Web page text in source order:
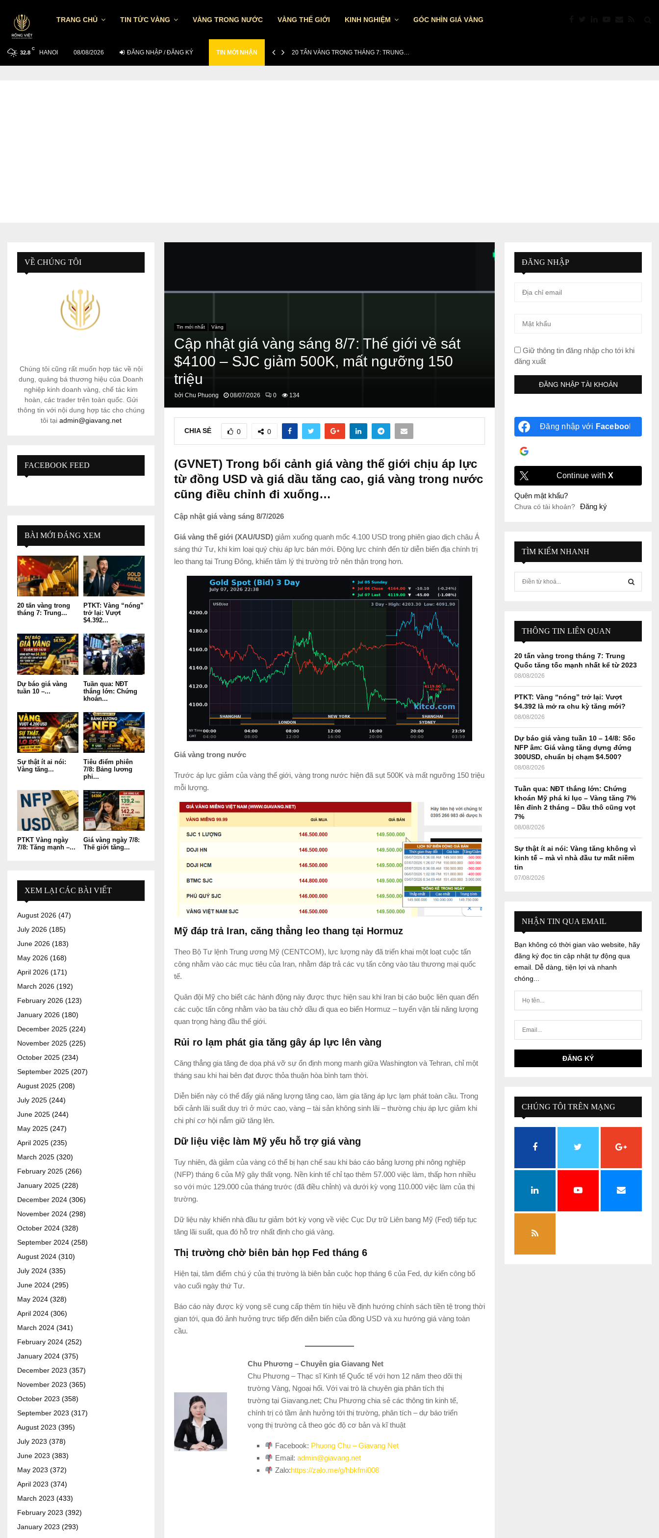
TRANG CHỦ TIN TỨC VÀNG VÀNG TRONG NƯỚC VÀNG THẾ GIỚI KINH NGHIỆM GÓC NHÌN GIÁ VÀNG
32.8
C
HANOI 08/08/2026 ĐĂNG NHẬP / ĐĂNG KÝ TIN MỚI NHẬN
TỶ GIÁ USD/VND NGÀY 7/8: TGTT TĂNG… 20 TẤN VÀNG TRONG THÁNG 7: TRUNG…
Tin mới nhất Vàng
Cập nhật giá vàng sáng 8/7: Thế giới về sát
$4100 – SJC giảm 500K, mất ngưỡng 150
triệu
bởi Chu Phuong 08/07/2026 0 134
CHIA SẺ 0 0
(GVNET) Trong bối cảnh giá vàng thế giới chịu áp lực
từ đồng USD và giá dầu tăng cao, giá vàng trong nước
cũng điều chỉnh đi xuống…
Cập nhật giá vàng sáng 8/7/2026
Giá vàng thế giới (XAU/USD) giảm xuống quanh mốc 4.100 USD trong phiên giao dịch châu Á
sáng thứ Tư, khi kim loại quý chịu áp lực bán mới. Động lực chính đến từ diễn biến địa chính trị
leo thang tại Trung Đông, khiến tâm lý thị trường trở nên thận trọng hơn.
Giá vàng trong nước
Trước áp lực giảm của vàng thế giới, vàng trong nước hiện đã sụt 500K và mất ngưỡng 150 triệu
mỗi lượng.
Mỹ đáp trả Iran, căng thẳng leo thang tại Hormuz
Theo Bộ Tư lệnh Trung ương Mỹ (CENTCOM), lực lượng này đã triển khai một loạt cuộc tấn
công nhằm vào các mục tiêu của Iran, nhằm đáp trả các vụ tấn công vào tàu thương mại quốc
tế.
Quân đội Mỹ cho biết các hành động này được thực hiện sau khi Iran bị cáo buộc liên quan đến
các cuộc tấn công nhằm vào ba tàu chở dầu đi qua eo biển Hormuz – tuyến vận tải năng lượng
quan trọng hàng đầu thế giới.
Rủi ro lạm phát gia tăng gây áp lực lên vàng
Căng thẳng gia tăng đe dọa phá vỡ sự ổn định mong manh giữa Washington và Tehran, chỉ một
tháng sau khi hai bên đạt được thỏa thuận hòa bình tạm thời.
Diễn biến này có thể đẩy giá năng lượng tăng cao, làm gia tăng áp lực lạm phát toàn cầu. Trong
bối cảnh lãi suất duy trì ở mức cao, vàng – tài sản không sinh lãi – thường chịu áp lực giảm khi
chi phí cơ hội nắm giữ tăng lên.
Dữ liệu việc làm Mỹ yếu hỗ trợ giá vàng
Tuy nhiên, đà giảm của vàng có thể bị hạn chế sau khi báo cáo bảng lương phi nông nghiệp
(NFP) tháng 6 của Mỹ gây thất vọng. Nền kinh tế chỉ tạo thêm 57.000 việc làm, thấp hơn nhiều
so với mức 129.000 của tháng trước (đã điều chỉnh) và dưới kỳ vọng 110.000 việc làm của thị
trường.
Dữ liệu này khiến nhà đầu tư giảm bớt kỳ vọng về việc Cục Dự trữ Liên bang Mỹ (Fed) tiếp tục
tăng lãi suất, qua đó hỗ trợ nhất định cho giá vàng.
Thị trường chờ biên bản họp Fed tháng 6
Hiện tại, tâm điểm chú ý của thị trường là biên bản cuộc họp tháng 6 của Fed, dự kiến công bố
vào cuối ngày thứ Tư.
Báo cáo này được kỳ vọng sẽ cung cấp thêm tín hiệu về định hướng chính sách tiền tệ trong thời
gian tới, qua đó ảnh hưởng trực tiếp đến diễn biến của đồng USD và xu hướng giá vàng toàn
cầu.
Chu Phương – Chuyên gia Giavang Net
Chu Phương – Thạc sĩ Kinh tế Quốc tế với hơn 12 năm theo dõi thị
trường Vàng, Ngoại hối. Với vai trò là chuyên gia phân tích thị
trường tại Giavang.net; Chu Phương chia sẻ các thông tin kinh tế,
chính trị có tầm ảnh hưởng tới thị trường, phân tích – dự báo triển
vọng thị trường cả theo góc độ cơ bản và kĩ thuật
Facebook: Phuong Chu – Giavang Net
Email: admin@giavang.net
Zalo:https://zalo.me/g/hbkfmi008
VỀ CHÚNG TÔI
Chúng tôi cũng rất muốn hợp tác về nội
dung, quảng bá thương hiệu của Doanh
nghiệp kinh doanh vàng, chế tác kim
hoàn, các trader trên toàn quốc. Gửi
thông tin với nội dung hợp tác cho chúng
tôi tại admin@giavang.net
FACEBOOK FEED
BÀI MỚI ĐÁNG XEM
20 tấn vàng trong
tháng 7: Trung...
PTKT: Vàng “nóng”
trở lại: Vượt
$4.392...
Dự báo giá vàng
tuần 10 –...
Tuần qua: NĐT
thắng lớn: Chứng
khoán...
Sự thật ít ai nói:
Vàng tăng...
Tiêu điểm phiên
7/8: Bảng lương
phi...
PTKT Vàng ngày
7/8: Tăng mạnh –...
Giá vàng ngày 7/8:
Thế giới tăng...
XEM LẠI CÁC BÀI VIẾT
August 2026 (47)
July 2026 (185)
June 2026 (183)
May 2026 (168)
April 2026 (171)
March 2026 (192)
February 2026 (123)
January 2026 (180)
December 2025 (224)
November 2025 (225)
October 2025 (234)
September 2025 (207)
August 2025 (208)
July 2025 (244)
June 2025 (244)
May 2025 (247)
April 2025 (235)
March 2025 (320)
February 2025 (266)
January 2025 (228)
December 2024 (306)
November 2024 (298)
October 2024 (328)
September 2024 (258)
August 2024 (310)
July 2024 (335)
June 2024 (295)
May 2024 (328)
April 2024 (306)
March 2024 (341)
February 2024 (252)
January 2024 (375)
December 2023 (357)
November 2023 (365)
October 2023 (358)
September 2023 (317)
August 2023 (395)
July 2023 (378)
June 2023 (383)
May 2023 (372)
April 2023 (374)
March 2023 (433)
February 2023 (392)
January 2023 (293)
ĐĂNG NHẬP
Giữ thông tin đăng nhập cho tới khi
đăng xuất
Đăng nhập với Facebook
Continue withX
Quên mật khẩu?
Chưa có tài khoản? Đăng ký
TÌM KIẾM NHANH
r
:
E
A
THÔNG TIN LIÊN QUAN
20 tấn vàng trong tháng 7: Trung
Quốc tăng tốc mạnh nhất kể từ 2023
08/08/2026
PTKT: Vàng “nóng” trở lại: Vượt
$4.392 là mở ra chu kỳ tăng mới?
08/08/2026
Dự báo giá vàng tuần 10 – 14/8: Sốc
NFP âm: Giá vàng tăng dựng đứng
300USD, chuẩn bị chạm $4.500?
08/08/2026
Tuần qua: NĐT thắng lớn: Chứng
khoán Mỹ phá kỉ lục – Vàng tăng 7%
lên đỉnh 2 tháng – Dầu thô cũng vọt
7%
08/08/2026
Sự thật ít ai nói: Vàng tăng không vì
kinh tế – mà vì nhà đầu tư mất niềm
tin
07/08/2026
NHẬN TIN QUA EMAIL
Bạn không có thời gian vào website, hãy
đăng ký đọc tin cập nhật tự động qua
email. Dễ dàng, tiện lợi và nhanh
chóng...
CHÚNG TÔI TRÊN MẠNG
XÃ HỘI